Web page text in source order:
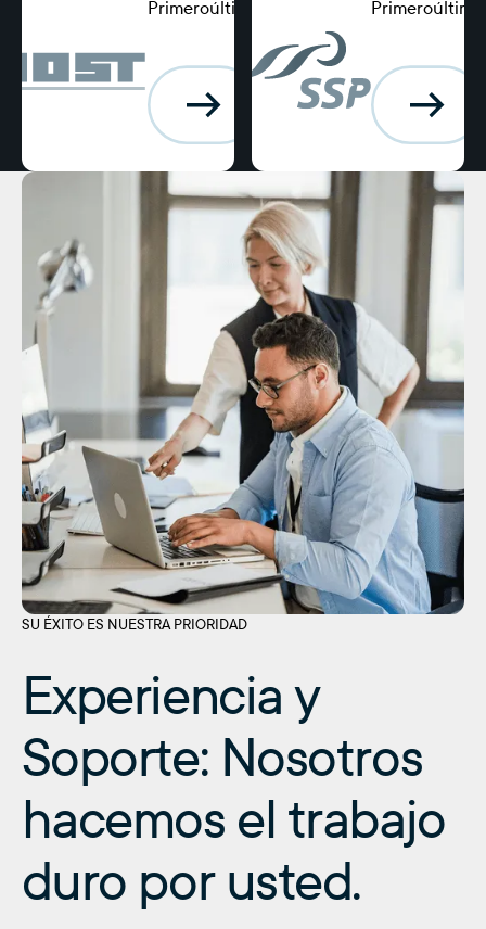
Primeroúltimo Primeroúltimo
SU ÉXITO ES NUESTRA PRIORIDAD
Experiencia y
Soporte: Nosotros
hacemos el trabajo
duro por usted.